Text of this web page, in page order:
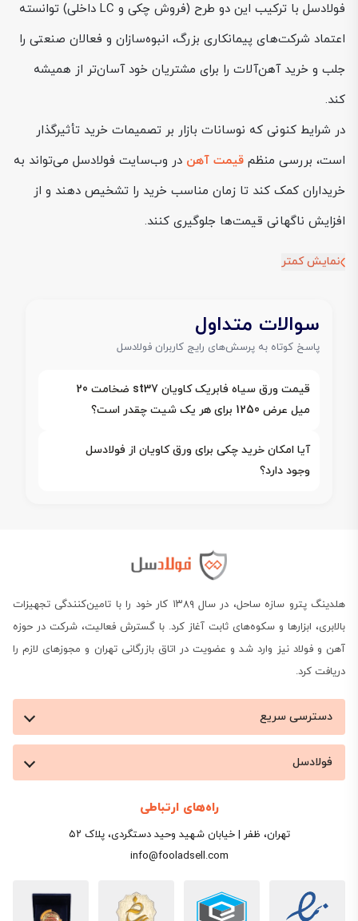
فولادسل با ترکیب این دو طرح (فروش چکی و LC داخلی) توانسته
اعتماد شرکت‌های پیمانکاری بزرگ، انبوه‌سازان و فعالان صنعتی را
جلب و خرید آهن‌آلات را برای مشتریان خود آسان‌تر از همیشه
کند.
در شرایط کنونی که نوسانات بازار بر تصمیمات خرید تأثیرگذار
است، بررسی منظم قیمت آهن در وب‌سایت فولادسل می‌تواند به
خریداران کمک کند تا زمان مناسب خرید را تشخیص دهند و از
افزایش ناگهانی قیمت‌ها جلوگیری کنند.
نمایش کمتر
سوالات متداول
پاسخ کوتاه به پرسش‌های رایج کاربران فولادسل
قیمت ورق سیاه فابریک کاویان st37 ضخامت 20
میل عرض 1250 برای هر یک شیت چقدر است؟
آیا امکان خرید چکی برای ورق کاویان از فولادسل
وجود دارد؟
هلدینگ پترو سازه ساحل، در سال ۱۳۸۹ کار خود را با تامین‌کنندگی تجهیزات
بالابری، ابزارها و سکوه‌های ثابت آغاز کرد. با گسترش فعالیت، شرکت در حوزه
آهن و فولاد نیز وارد شد و عضویت در اتاق بازرگانی تهران و مجوزهای لازم را
دریافت کرد.
دسترسی سریع
فولادسل
راه‌های ارتباطی
تهران، ظفر | خیابان شهید وحید دستگردی، پلاک ۵۲
info@fooladsell.com